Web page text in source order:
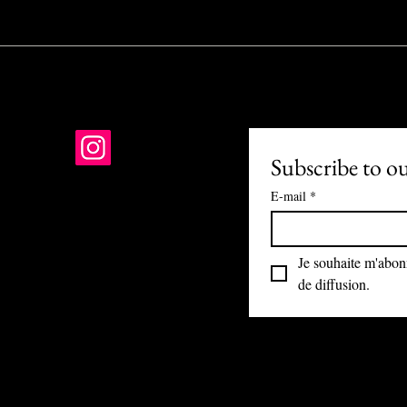
Subscribe to
E-mail *
Je souhaite
de diffusion.